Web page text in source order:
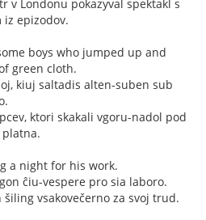
v Londonu pokazyval spektakl s
epizodov.
boys who jumped up and
green cloth.
kiuj saltadis alten-suben sub
ktori skakali vgoru-nadol pod
a night for his work.
ĉiu-vespere pro sia laboro.
vsakovečerno za svoj trud.